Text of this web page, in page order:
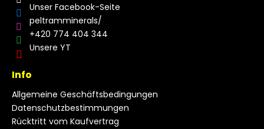
Unser Facebook-Seite
peltramminerals/
+420 774 404 344
Unsere YT
Info
Allgemeine Geschäftsbedingungen
Datenschutzbestimmungen
Rücktritt vom Kaufvertrag